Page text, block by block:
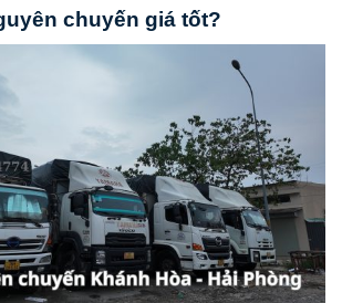
chuyến giá tốt?